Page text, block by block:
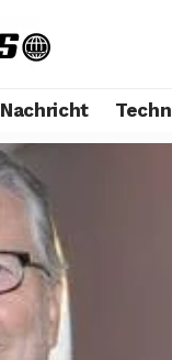
Nachricht